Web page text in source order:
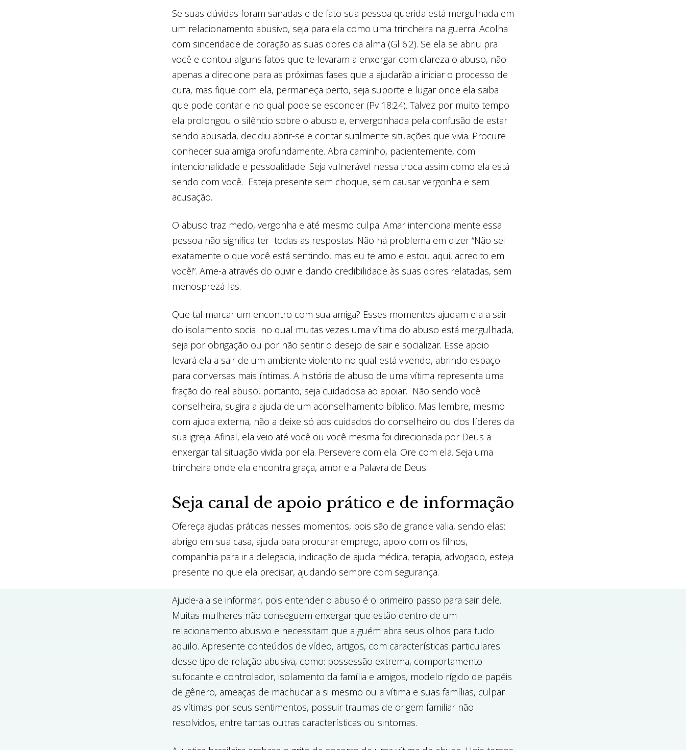
Se suas dúvidas foram sanadas e de fato sua pessoa querida está mergulhada em
um relacionamento abusivo, seja para ela como uma trincheira na guerra. Acolha
com sinceridade de coração as suas dores da alma (Gl 6:2). Se ela se abriu pra
você e contou alguns fatos que te levaram a enxergar com clareza o abuso, não
apenas a direcione para as próximas fases que a ajudarão a iniciar o processo de
cura, mas fique com ela, permaneça perto, seja suporte e lugar onde ela saiba
que pode contar e no qual pode se esconder (Pv 18:24). Talvez por muito tempo
ela prolongou o silêncio sobre o abuso e, envergonhada pela confusão de estar
sendo abusada, decidiu abrir-se e contar sutilmente situações que vivia. Procure
conhecer sua amiga profundamente. Abra caminho, pacientemente, com
intencionalidade e pessoalidade. Seja vulnerável nessa troca assim como ela está
sendo com você. Esteja presente sem choque, sem causar vergonha e sem
acusação.
O abuso traz medo, vergonha e até mesmo culpa. Amar intencionalmente essa
pessoa não significa ter todas as respostas. Não há problema em dizer “Não sei
exatamente o que você está sentindo, mas eu te amo e estou aqui, acredito em
você!”. Ame-a através do ouvir e dando credibilidade às suas dores relatadas, sem
menosprezá-las.
Que tal marcar um encontro com sua amiga? Esses momentos ajudam ela a sair
do isolamento social no qual muitas vezes uma vítima do abuso está mergulhada,
seja por obrigação ou por não sentir o desejo de sair e socializar. Esse apoio
levará ela a sair de um ambiente violento no qual está vivendo, abrindo espaço
para conversas mais íntimas. A história de abuso de uma vítima representa uma
fração do real abuso, portanto, seja cuidadosa ao apoiar. Não sendo você
conselheira, sugira a ajuda de um aconselhamento bíblico. Mas lembre, mesmo
com ajuda externa, não a deixe só aos cuidados do conselheiro ou dos líderes da
sua igreja. Afinal, ela veio até você ou você mesma foi direcionada por Deus a
enxergar tal situação vivida por ela. Persevere com ela. Ore com ela. Seja uma
trincheira onde ela encontra graça, amor e a Palavra de Deus.
Seja canal de apoio prático e de informação
Ofereça ajudas práticas nesses momentos, pois são de grande valia, sendo elas:
abrigo em sua casa, ajuda para procurar emprego, apoio com os filhos,
companhia para ir a delegacia, indicação de ajuda médica, terapia, advogado, esteja
presente no que ela precisar, ajudando sempre com segurança.
Ajude-a a se informar, pois entender o abuso é o primeiro passo para sair dele.
Muitas mulheres não conseguem enxergar que estão dentro de um
relacionamento abusivo e necessitam que alguém abra seus olhos para tudo
aquilo. Apresente conteúdos de vídeo, artigos, com características particulares
desse tipo de relação abusiva, como: possessão extrema, comportamento
sufocante e controlador, isolamento da família e amigos, modelo rígido de papéis
de gênero, ameaças de machucar a si mesmo ou a vítima e suas famílias, culpar
as vítimas por seus sentimentos, possuir traumas de origem familiar não
resolvidos, entre tantas outras características ou sintomas.